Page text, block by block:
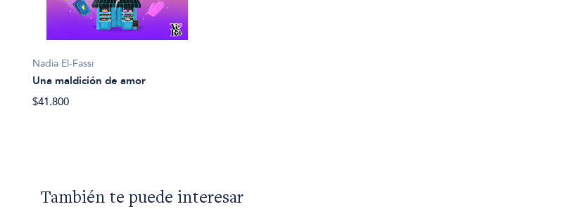
Nadia El-Fassi
Una maldición de amor
$41.800
También te puede interesar